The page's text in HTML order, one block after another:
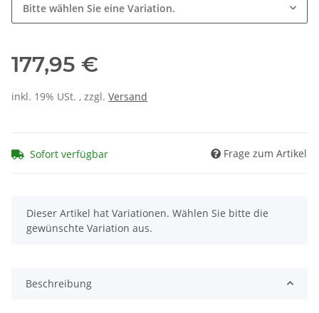
Bitte wählen Sie eine Variation.
177,95 €
inkl. 19% USt. , zzgl. Versand
Sofort verfügbar Frage zum Artikel
x
Dieser Artikel hat Variationen. Wählen Sie bitte die
gewünschte Variation aus.
Beschreibung